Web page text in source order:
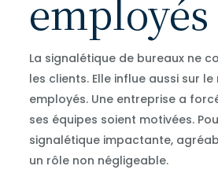
employés
La signalétique de bureaux ne
les clients. Elle influe aussi sur
employés. Une entreprise a
ses équipes soient motivées.
signalétique impactante,
un rôle non négligeable.